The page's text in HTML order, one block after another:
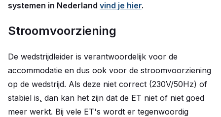
systemen in Nederland vind je hier.
Stroomvoorziening
De wedstrijdleider is verantwoordelijk voor de
accommodatie en dus ook voor de stroomvoorziening
op de wedstrijd. Als deze niet correct (230V/50Hz) of
stabiel is, dan kan het zijn dat de ET niet of niet goed
meer werkt. Bij vele ET's wordt er tegenwoordig